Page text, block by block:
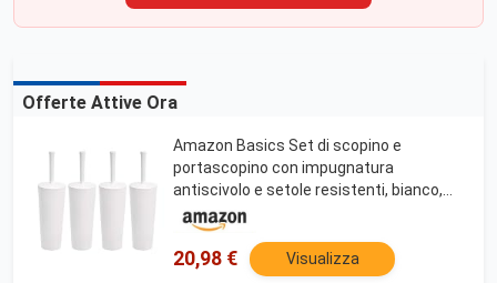
Offerte Attive Ora
Amazon Basics Set di scopino e
portascopino con impugnatura
antiscivolo e setole resistenti, bianco,
confezione da 4
20,98 € Visualizza